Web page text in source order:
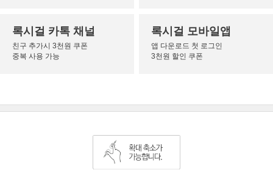
록시걸 카톡 채널
친구 추가시 3천원 쿠폰
중복 사용 가능
록시걸 모바일앱
앱 다운로드 첫 로그인
3천원 할인 쿠폰